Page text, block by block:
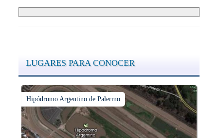
LUGARES PARA CONOCER
Hipódromo Argentino de Palermo